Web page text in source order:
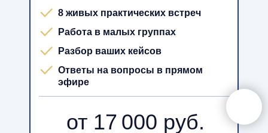
от 17 000 руб.
Ответы на вопросы в прямом
эфире
Разбор ваших кейсов
Работа в малых группах
8 живых практических встреч